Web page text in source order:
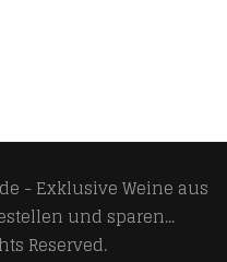
- Exklusive Weine aus
und sparen...
Reserved.